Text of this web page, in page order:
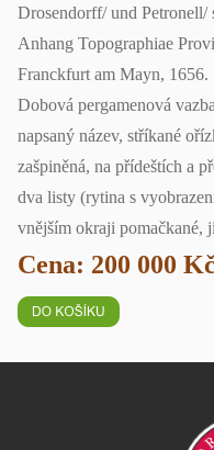
Drosendorff/ und Petronell/
Anhang Topographiae
Franckfurt am Mayn, 1656.
Dobová pergamenová
napsaný název, stříkané
zašpiněná, na přídeštích a
dva listy (rytina s
vnějším okraji pomačkané,
Cena: 200 000 Kč